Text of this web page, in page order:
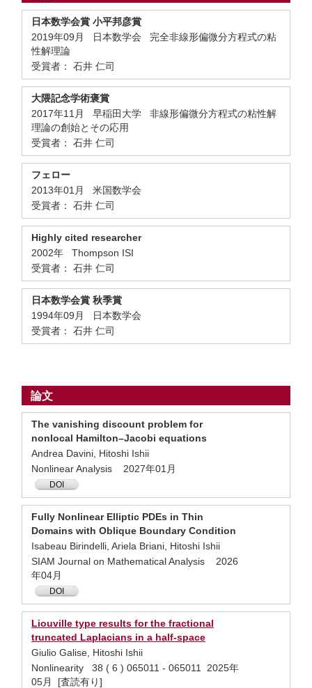
日本数学会賞 小平邦彦賞
2019年09月 日本数学会 完全非線形偏微分方程式の粘
性解理論
受賞者： 石井 仁司
大隈記念学術褒賞
2017年11月 早稲田大学 非線形偏微分方程式の粘性解
理論の創始とその応用
受賞者： 石井 仁司
フェロー
2013年01月 米国数学会
受賞者： 石井 仁司
Highly cited researcher
2002年 Thompson ISI
受賞者： 石井 仁司
日本数学会賞 秋季賞
1994年09月 日本数学会
受賞者： 石井 仁司
論文
The vanishing discount problem for
nonlocal Hamilton–Jacobi equations
Andrea Davini, Hitoshi Ishii
Nonlinear Analysis 2027年01月
DOI
Fully Nonlinear Elliptic PDEs in Thin
Domains with Oblique Boundary Condition
Isabeau Birindelli, Ariela Briani, Hitoshi Ishii
SIAM Journal on Mathematical Analysis 2026
年04月
DOI
Liouville type results for the fractional
truncated Laplacians in a half-space
Giulio Galise, Hitoshi Ishii
Nonlinearity 38 ( 6 ) 065011 - 065011 2025年
05月 [査読有り]